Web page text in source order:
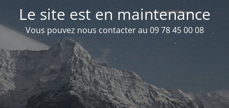
Le site est en maintenance
Vous pouvez nous contacter au 09 78 45 00 08